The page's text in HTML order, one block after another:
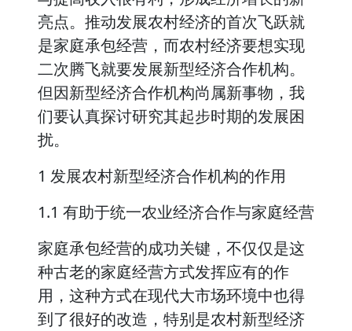
亮点。推动发展农村经济的首次飞跃就
是家庭承包经营，而农村经济要想实现
二次腾飞就要发展新型经济合作机构。
但因新型经济合作机构尚属新事物，我
们要认真探讨研究其起步时期的发展困
扰。
1 发展农村新型经济合作机构的作用
1.1 有助于统一农业经济合作与家庭经营
家庭承包经营的成功关键，不仅仅是这
种古老的家庭经营方式发挥应有的作
用，这种方式在现代大市场环境中也得
到了很好的改造，特别是农村新型经济